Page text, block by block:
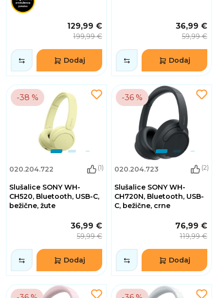
129,99 €
199,99 €
Dodaj
36,99 €
59,99 €
Dodaj
-38 %
020.204.722 (1)
Slušalice SONY WH-
CH520, Bluetooth, USB-C,
bežične, žute
36,99 €
59,99 €
Dodaj
-36 %
020.204.723 (2)
Slušalice SONY WH-
CH720N, Bluetooth, USB-
C, bežične, crne
76,99 €
119,99 €
Dodaj